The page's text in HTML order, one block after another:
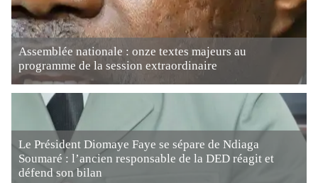
Assemblée nationale : onze textes majeurs au
programme de la session extraordinaire
Le Président Diomaye Faye se sépare de Ndiaga
Soumaré : l’ancien responsable de la DED réagit et
défend son bilan